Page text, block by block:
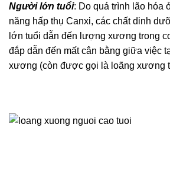
Người lớn tuổi: Do quá trình lão hóa
năng hấp thụ Canxi, các chất dinh
lớn tuổi dẫn đến lượng xương trong
đắp dẫn đến mất cân bằng giữa việc
xương (còn được gọi là loãng xương